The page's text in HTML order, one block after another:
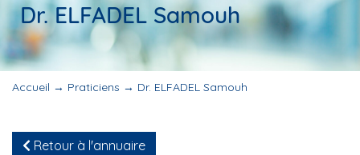
Dr. ELFADEL Samouh
Accueil → Praticiens → Dr. ELFADEL Samouh
Retour à l'annuaire